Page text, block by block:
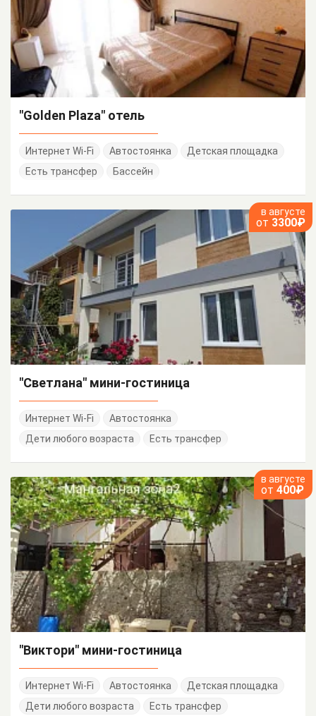
"Golden Plaza" отель
Интернет Wi-Fi Автостоянка
Детская площадка
Есть трансфер
Бассейн
в августе
от 3300₽
"Светлана" мини-гостиница
Интернет Wi-Fi
Автостоянка
Дети любого возраста
Есть трансфер
в августе
от 400₽
"Виктори" мини-гостиница
Интернет Wi-Fi Автостоянка
Детская площадка
Дети любого возраста
Есть трансфер